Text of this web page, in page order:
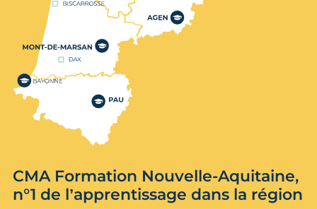
CMA Formation Nouvelle-Aquitaine,
n°1 de l’apprentissage dans la région